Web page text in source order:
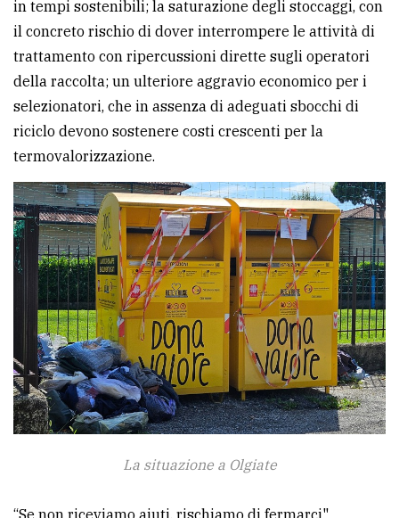
in tempi sostenibili; la saturazione degli stoccaggi, con
il concreto rischio di dover interrompere le attività di
trattamento con ripercussioni dirette sugli operatori
della raccolta; un ulteriore aggravio economico per i
selezionatori, che in assenza di adeguati sbocchi di
riciclo devono sostenere costi crescenti per la
termovalorizzazione.
La situazione a Olgiate
“Se non riceviamo aiuti, rischiamo di fermarci"